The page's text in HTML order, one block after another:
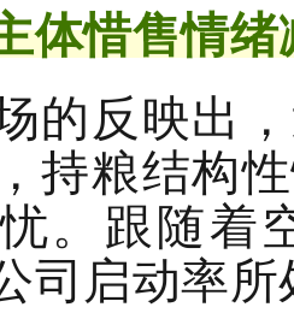
体惜售情绪
的反映出
持粮结构
。跟随着
司启动率